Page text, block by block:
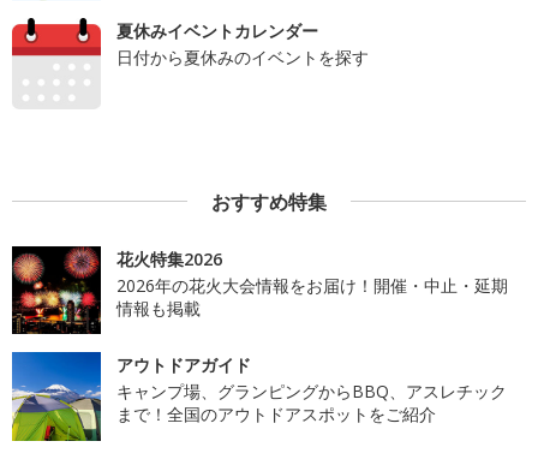
夏休みイベントカレンダー
日付から夏休みのイベントを探す
おすすめ特集
花火特集2026
2026年の花火大会情報をお届け！開催・中止・延期
情報も掲載
アウトドアガイド
キャンプ場、グランピングからBBQ、アスレチック
まで！全国のアウトドアスポットをご紹介